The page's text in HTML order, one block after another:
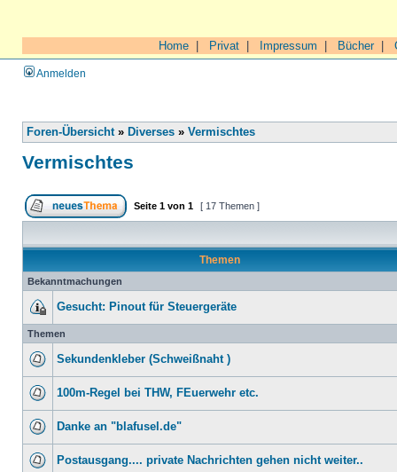
Home Privat Impressum Bücher|
Anmelden
Foren-Übersicht» Diverses » Vermischtes
Vermischtes
Seite 1 von 1 [ 17 Themen ]
Themen
Bekanntmachungen
Gesucht: Pinout für Steuergeräte
Themen
Sekundenkleber (Schweißnaht )
100m-Regel bei THW, FEuerwehr etc.
Danke an "blafusel.de"
Postausgang.... private Nachrichten gehen nicht weiter..